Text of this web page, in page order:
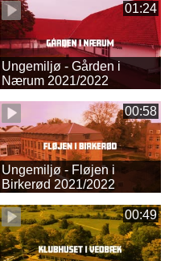
01:24
Ungemiljø - Gården i
Nærum 2021/2022
00:58
Ungemiljø - Fløjen i
Birkerød 2021/2022
00:49